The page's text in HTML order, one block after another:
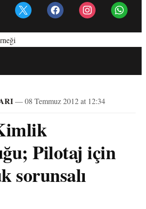
x facebook instagram whatsapp
— 08 Temmuz 2012 at 12:34
Pilotaj için
sorunsalı